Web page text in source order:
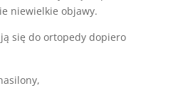
niewielkie objawy.
się do ortopedy dopiero